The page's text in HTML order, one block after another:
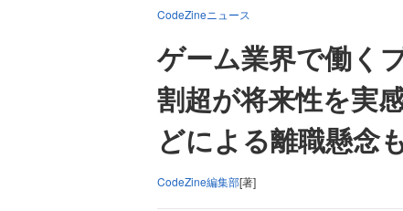
CodeZineニュース
ゲーム業界で働く
割超が将来性を実
どによる離職懸念
CodeZine編集部[著]